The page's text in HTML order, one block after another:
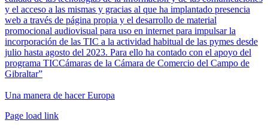
y el acceso a las mismas y gracias al que ha implantado presencia
web a través de página propia y el desarrollo de material
promocional audiovisual para uso en internet para impulsar la
incorporación de las TIC a la actividad habitual de las pymes desde
julio hasta agosto del 2023. Para ello ha contado con el apoyo del
programa TICCámaras de la Cámara de Comercio del Campo de
Gibraltar”
Una manera de hacer Europa
Facebook
Twitter
Instagram
Pinterest
Page load link